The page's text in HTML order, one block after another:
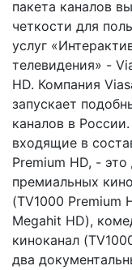
пакета каналов
четкости для
услуг
телевидения» -
HD. Компания
запускает
каналов в
входящие в
Premium HD, -
премиальных
(TV1000 Premium
Megahit HD),
киноканал
два